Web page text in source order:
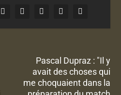
Pascal Dupraz : "Il y
avait des choses qui
me choquaient dans la